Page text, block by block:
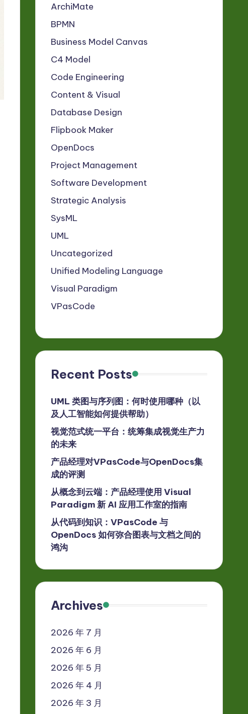
ArchiMate
BPMN
Business Model Canvas
C4 Model
Code Engineering
Content & Visual
Database Design
Flipbook Maker
OpenDocs
Project Management
Software Development
Strategic Analysis
SysML
UML
Uncategorized
Unified Modeling Language
Visual Paradigm
VPasCode
Recent Posts
UML 类图与序列图：何时使用哪种（以
及人工智能如何提供帮助）
视觉范式统一平台：统筹集成视觉生产力
的未来
产品经理对VPasCode与OpenDocs集
成的评测
从概念到云端：产品经理使用 Visual
Paradigm 新 AI 应用工作室的指南
从代码到知识：VPasCode 与
OpenDocs 如何弥合图表与文档之间的
鸿沟
Archives
2026 年 7 月
2026 年 6 月
2026 年 5 月
2026 年 4 月
2026 年 3 月